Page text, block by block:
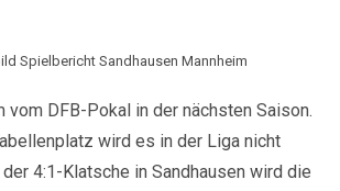
Spielbericht Sandhausen Mannheim
vom DFB-Pokal in der nächsten Saison.
wird es in der Liga nicht
4:1-Klatsche in Sandhausen wird die